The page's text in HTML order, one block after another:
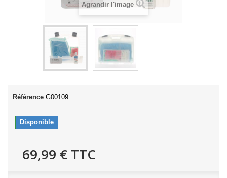
Agrandir l'image
Référence G00109
Disponible
69,99 € TTC